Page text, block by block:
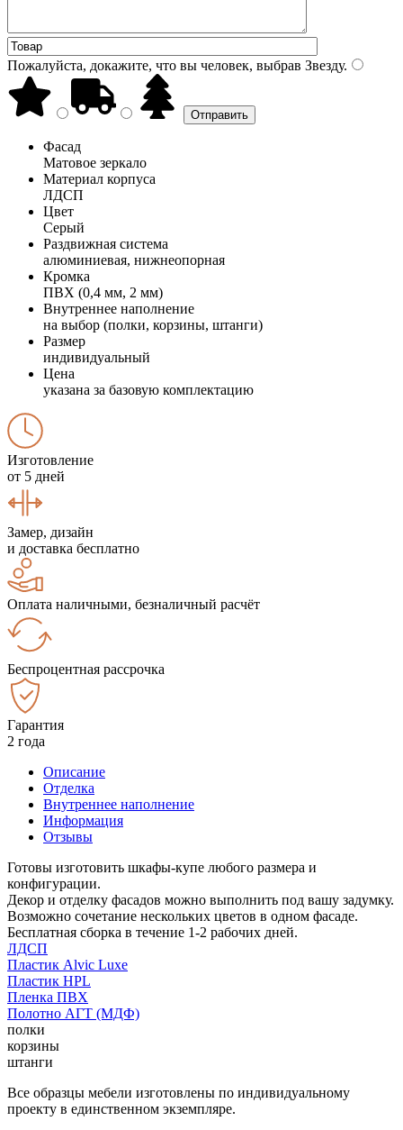
Пожалуйста, докажите, что вы человек, выбрав Звезду.
Фасад
Матовое зеркало
Материал корпуса
ЛДСП
Цвет
Серый
Раздвижная система
алюминиевая, нижнеопорная
Кромка
ПВХ (0,4 мм, 2 мм)
Внутреннее наполнение
на выбор (полки, корзины, штанги)
Размер
индивидуальный
Цена
указана за базовую комплектацию
Изготовление
от 5 дней
Замер, дизайн
и доставка бесплатно
Оплата наличными, безналичный расчёт
Беспроцентная рассрочка
Гарантия
2 года
Описание
Отделка
Внутреннее наполнение
Информация
Отзывы
Готовы изготовить шкафы-купе любого размера и
конфигурации.
Декор и отделку фасадов можно выполнить под вашу задумку.
Возможно сочетание нескольких цветов в одном фасаде.
Бесплатная сборка в течение 1-2 рабочих дней.
ЛДСП
Пластик Alvic Luxe
Пластик HPL
Пленка ПВХ
Полотно АГТ (МДФ)
полки
корзины
штанги
Все образцы мебели изготовлены по индивидуальному
проекту в единственном экземпляре.